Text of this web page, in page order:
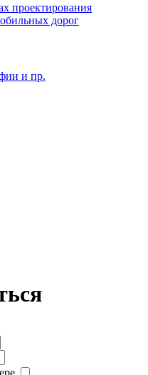
проектирования
дорог
и пр.